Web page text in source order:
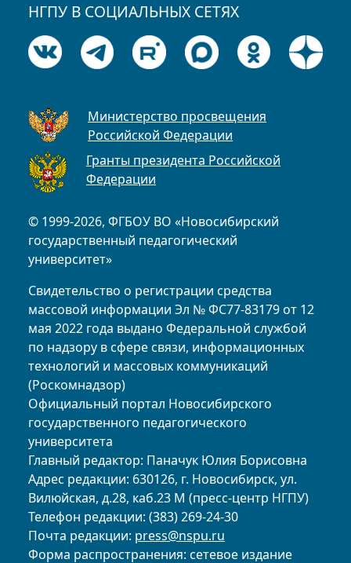
© 1999-2026, ФГБОУ ВО «Новосибирский
государственный педагогический
университет»
Свидетельство о регистрации средства
массовой информации Эл № ФС77-83179 от 12
мая 2022 года выдано Федеральной службой
по надзору в сфере связи, информационных
технологий и массовых коммуникаций
(Роскомнадзор)
Официальный портал Новосибирского
государственного педагогического
университета
Главный редактор: Паначук Юлия Борисовна
Адрес редакции: 630126, г. Новосибирск, ул.
Вилюйская, д.28, каб.23 М (пресс-центр НГПУ)
Телефон редакции: (383) 269-24-30
Почта редакции: press@nspu.ru
Форма распространения: сетевое издание
НГПУ В СОЦИАЛЬНЫХ СЕТЯХ
Министерство просвещения
Российской Федерации
Гранты президента Российской
Федерации